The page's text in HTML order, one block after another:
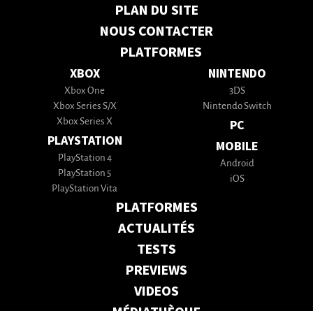
PLAN DU SITE
NOUS CONTACTER
PLATFORMES
XBOX
Xbox One
Xbox Series S/X
Xbox Series X
PLAYSTATION
PlayStation 4
PlayStation 5
PlayStation Vita
NINTENDO
3DS
Nintendo Switch
PC
MOBILE
Android
iOS
PLATFORMES
ACTUALITÉS
TESTS
PREVIEWS
VIDEOS